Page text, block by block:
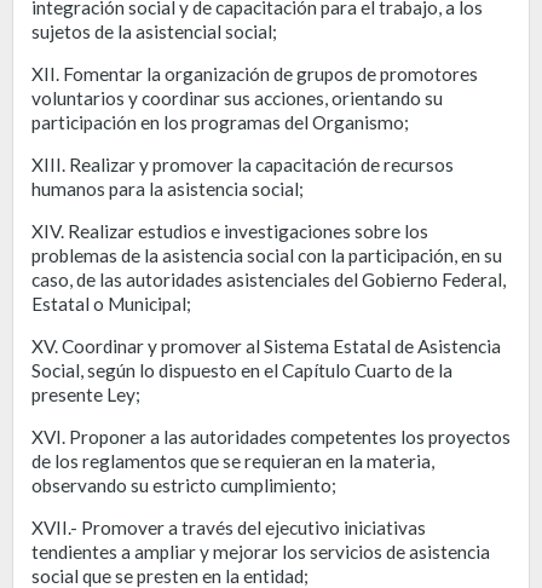
integración social y de capacitación para el trabajo, a los
sujetos de la asistencial social;
XII. Fomentar la organización de grupos de promotores
voluntarios y coordinar sus acciones, orientando su
participación en los programas del Organismo;
XIII. Realizar y promover la capacitación de recursos
humanos para la asistencia social;
XIV. Realizar estudios e investigaciones sobre los
problemas de la asistencia social con la participación, en su
caso, de las autoridades asistenciales del Gobierno Federal,
Estatal o Municipal;
XV. Coordinar y promover al Sistema Estatal de Asistencia
Social, según lo dispuesto en el Capítulo Cuarto de la
presente Ley;
XVI. Proponer a las autoridades competentes los proyectos
de los reglamentos que se requieran en la materia,
observando su estricto cumplimiento;
XVII.- Promover a través del ejecutivo iniciativas
tendientes a ampliar y mejorar los servicios de asistencia
social que se presten en la entidad;